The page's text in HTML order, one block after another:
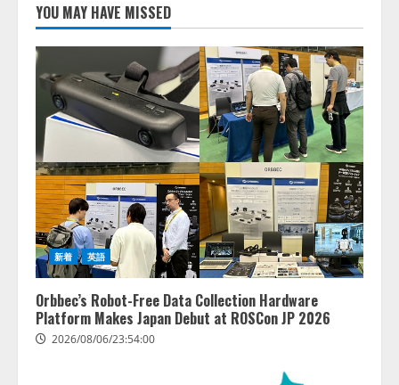
レビCM公開！ 新オプション！ AI
が組織の業務実態を分析し労務改
善を支援。 藤原竜也メイキング
動画公開 「もしAIが自分を分析し
たら、すぐ休めと言われる自信が
ある」「昨年の夏はカブトムシを
捕まえたり、虫と戦ったり…」
2026/08/06/14:54:31
3
アシストAIテラス、ガバナンス機
能を備えたAIエージェントプラッ
トフォーム「QueryPie AIP」を提
供開始
2026/08/06/11:53:44
レアラ、『AIはどの法律事務所を
推薦するのか』について 企業法
務系70事務所×5つのAIで実態調査
を実施
YOU MAY HAVE MISSED
新着 英語
Orbbec’s Robot-Free Data Collection Hardware
Platform Makes Japan Debut at ROSCon JP 2026
2026/08/06/23:54:00